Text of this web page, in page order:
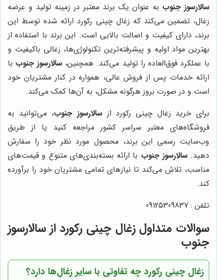
سالارسوز جنوب به عنوان یک برند معتبر در زمینه تولید و عرضه
زغال، تضمین می‌کند که زغال چینی رکورد ارائه شده توسط این
برند، دارای کیفیت و اصالت بالایی است. این برند با استفاده از
بهترین مواد اولیه و پیشرفته‌ترین تکنولوژی‌ها، زغالی باکیفیت و
با عملکرد فوق‌العاده را تولید می‌کند. همچنین، سالارسوز جنوب با
ارائه خدمات پس از فروش عالی، همواره در کنار مشتریان خود
است و در صورت بروز هرگونه مشکل، به آن‌ها کمک می‌کند.
برای خرید زغال چینی رکورد از سالارسوز جنوب، می‌توانید به
فروشگاه‌های معتبر سراسر کشور مراجعه کنید یا از طریق
وب‌سایت رسمی این برند، محصول مورد نظر خود را سفارش
دهید.سالارسوز جنوب با ارائه بسته‌بندی‌های متنوع و قیمت‌های
مناسب، تلاش می‌کند تا نیازهای تمامی مشتریان خود را برآورده
کند.
تلفن : 09125309837
سوالات متداول زغال چینی رکورد از سالارسوز
جنوب
زغال چینی رکورد چه تفاوتی با سایر زغال‌ها دارد؟